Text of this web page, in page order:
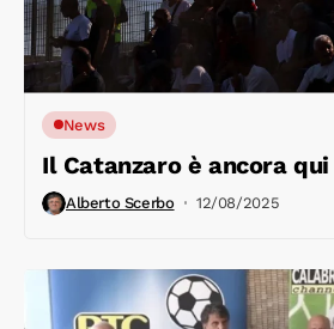
News
Il Catanzaro è ancora qui
Alberto Scerbo 12/08/2025